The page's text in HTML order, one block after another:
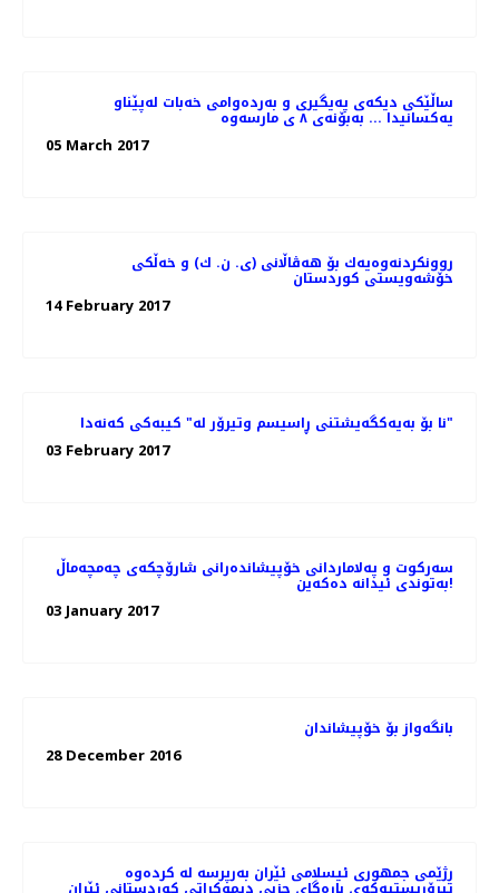
ساڵێکی دیکەی پەیگیری و بەردەوامی خەبات لەپێناو
یەکسانیدا ... بەبۆنەی ٨ ی مارسەوە
05 March 2017
روونكردنه‌وه‌یه‌ك بۆ هه‌ڤاڵانی (ی. ن. ك) و خه‌ڵكی
خۆشه‌ویستی كوردستان
14 February 2017
نا بۆ بەیەکگەیشتنی ڕاسیسم وتیرۆر لە" کیبەکی کەنەدا"
03 February 2017
سەرکوت و پەلاماردانی خۆپیشاندەرانی شارۆچکەی چەمچەماڵ
بەتوندی ئیدانە دەکەین!
03 January 2017
بانگەواز بۆ خۆپیشاندان
28 December 2016
رژێمی جمهوری ئیسلامی ئێران بەرپرسە لە کردەوە